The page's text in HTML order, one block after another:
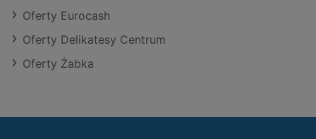
Oferty Eurocash
Oferty Delikatesy Centrum
Oferty Żabka